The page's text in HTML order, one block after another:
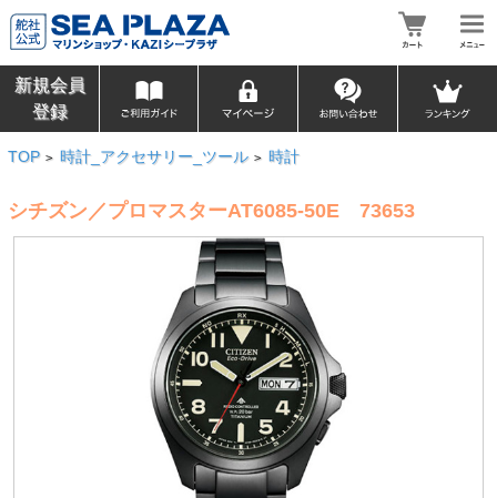
新規会員
登録
TOP > 時計_アクセサリー_ツール > 時計
シチズン／プロマスターAT6085-50E 73653